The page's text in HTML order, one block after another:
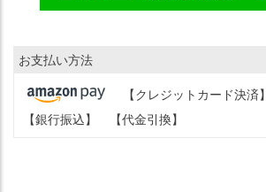
お支払い方法
【クレジットカード決済】
【銀行振込】
【代金引換】